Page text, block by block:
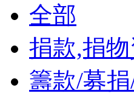
全部
捐款,捐
籌款/募